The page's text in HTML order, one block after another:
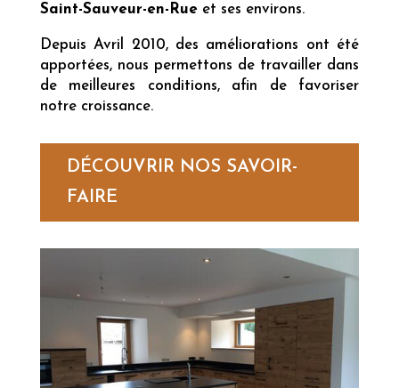
Saint-Sauveur-en-Rueet ses environs.
Depuis Avril 2010, des améliorations ont été
apportées, nous permettons de travailler dans
de meilleures conditions, afin de favoriser
notre croissance.
DÉCOUVRIR NOS SAVOIR-
FAIRE